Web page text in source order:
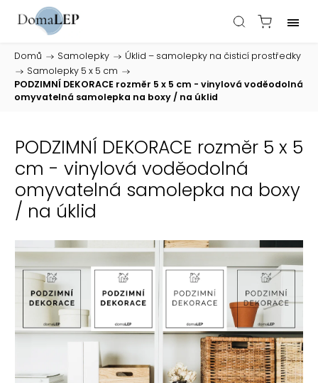
Domů / Samolepky /
Úklid – samolepky na čisticí prostředky
/
Samolepky 5 x 5 cm /
PODZIMNÍ DEKORACE rozměr 5 x 5 cm - vinylová voděodolná
omyvatelná samolepka na boxy / na úklid
PODZIMNÍ DEKORACE rozměr 5 x 5
cm - vinylová voděodolná
omyvatelná samolepka na boxy
/ na úklid